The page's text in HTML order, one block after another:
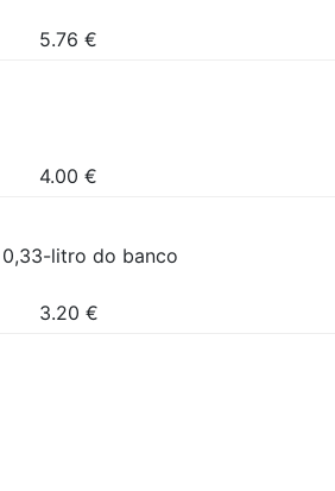
5.76 €
4.00 €
litro do banco
3.20 €